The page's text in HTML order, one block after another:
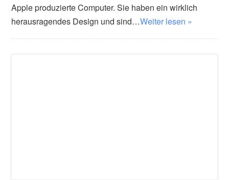
Apple produzierte Computer. Sie haben ein wirklich
herausragendes Design und sind…Weiter lesen »